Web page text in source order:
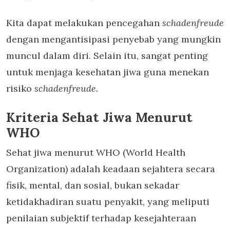
Kita dapat melakukan pencegahan schadenfreude
dengan mengantisipasi penyebab yang mungkin
muncul dalam diri. Selain itu, sangat penting
untuk menjaga kesehatan jiwa guna menekan
risiko schadenfreude.
Kriteria Sehat Jiwa Menurut
WHO
Sehat jiwa menurut WHO (World Health
Organization) adalah keadaan sejahtera secara
fisik, mental, dan sosial, bukan sekadar
ketidakhadiran suatu penyakit, yang meliputi
penilaian subjektif terhadap kesejahteraan